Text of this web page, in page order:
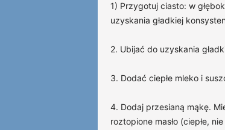
1) Przygotuj ciasto: w
uzyskania gładkiej
2. Ubijać do uzyskania
3. Dodać ciepłe mleko i
4. Dodaj przesianą mąkę.
roztopione masło (ciepłe,